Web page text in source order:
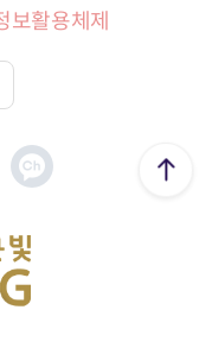
보활용체제